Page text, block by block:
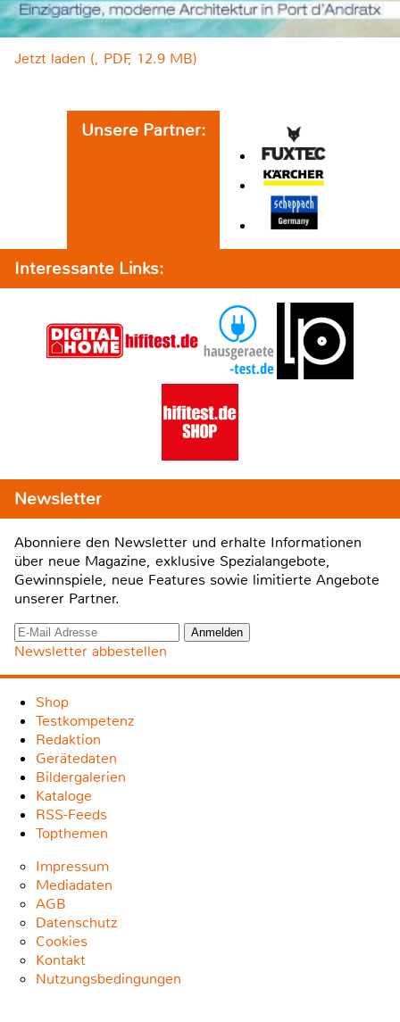
Jetzt laden (, PDF, 12.9 MB)
Unsere Partner:
Interessante Links:
Newsletter
Abonniere den Newsletter und erhalte Informationen
über neue Magazine, exklusive Spezialangebote,
Gewinnspiele, neue Features sowie limitierte Angebote
unserer Partner.
Newsletter abbestellen
Shop
Testkompetenz
Redaktion
Gerätedaten
Bildergalerien
Kataloge
RSS-Feeds
Topthemen
Impressum
Mediadaten
AGB
Datenschutz
Cookies
Kontakt
Nutzungsbedingungen